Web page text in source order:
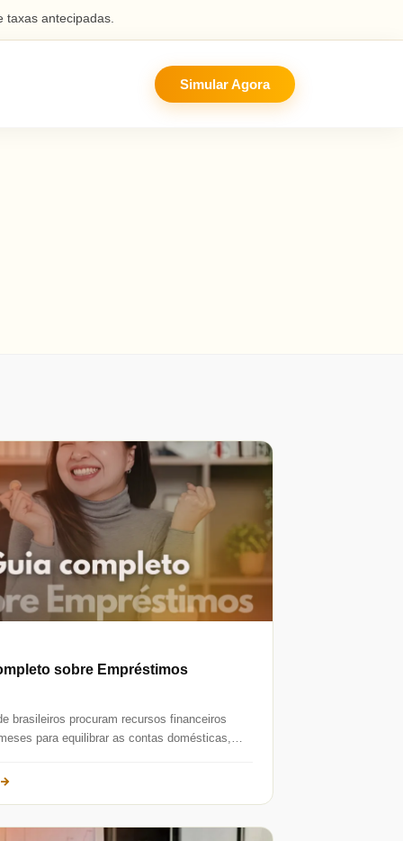
taxas antecipadas.
Simular Agora
sobre Empréstimos
brasileiros procuram recursos financeiros
para equilibrar as contas domésticas,